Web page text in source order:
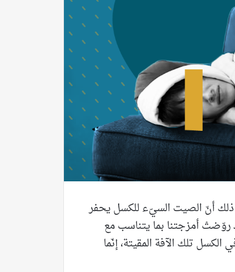
ذلك أنّ الصيت السيّء للكسل يحفر
روّضتْ أمزجتنا بما يتناسب مع
تلك الآفة المقيتة، إنّما